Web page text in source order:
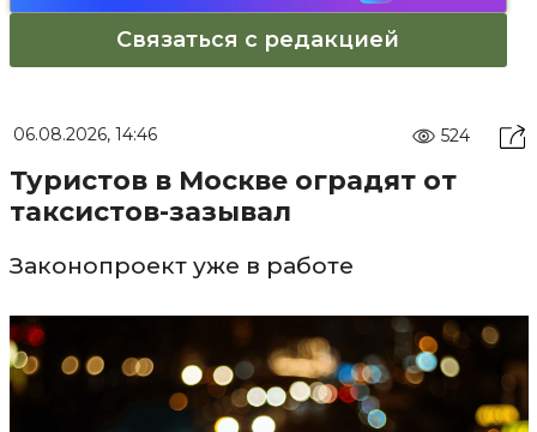
Связаться с редакцией
06.08.2026, 14:46 524
Туристов в Москве оградят от
таксистов-зазывал
Законопроект уже в работе